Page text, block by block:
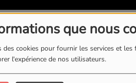
que nous
des cookies pour fournir les services et
l'expérience de nos utilisateurs.